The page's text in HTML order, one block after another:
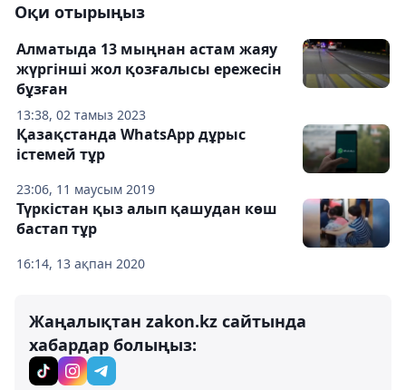
Оқи отырыңыз
13:38, 02 тамыз 2023
Алматыда 13 мыңнан астам жаяу
жүргінші жол қозғалысы ережесін
бұзған
23:06, 11 маусым 2019
Қазақстанда WhatsApp дұрыс
істемей тұр
16:14, 13 ақпан 2020
Түркістан қыз алып қашудан көш
бастап тұр
Жаңалықтан zakon.kz сайтында
хабардар болыңыз: